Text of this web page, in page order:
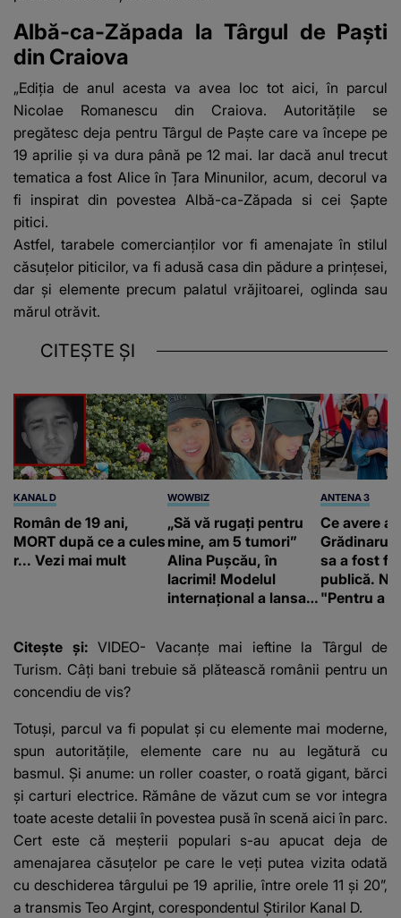
Albă-ca-Zăpada la Târgul de Paști
din Craiova
„Ediția de anul acesta va avea loc tot aici, în parcul
Nicolae Romanescu din Craiova. Autoritățile se
pregătesc deja pentru Târgul de Paște care va începe pe
19 aprilie și va dura până pe 12 mai. Iar dacă anul trecut
tematica a fost Alice în Țara Minunilor, acum, decorul va
fi inspirat din povestea Albă-ca-Zăpada si cei Șapte
pitici.
Astfel, tarabele comercianților vor fi amenajate în stilul
căsuțelor piticilor, va fi adusă casa din pădure a prințesei,
dar și elemente precum palatul vrăjitoarei, oglinda sau
mărul otrăvit.
CITEȘTE ȘI
KANAL D
Român de 19 ani,
MORT după ce a cules
r... Vezi mai mult
WOWBIZ
„Să vă rugați pentru
mine, am 5 tumori”
Alina Pușcău, în
lacrimi! Modelul
internațional a lansat
o boală gravă
ANTENA 3
Ce avere
Grădinaru.
sa a fost
publică.
"Pentru a
Citește și: VIDEO- Vacanțe mai ieftine la Târgul de
Turism. Câți bani trebuie să plătească românii pentru un
concendiu de vis?
Totuși, parcul va fi populat și cu elemente mai moderne,
spun autoritățile, elemente care nu au legătură cu
basmul. Și anume: un roller coaster, o roată gigant, bărci
și carturi electrice. Rămâne de văzut cum se vor integra
toate aceste detalii în povestea pusă în scenă aici în parc.
Cert este că meșterii populari s-au apucat deja de
amenajarea căsuțelor pe care le veți putea vizita odată
cu deschiderea târgului pe 19 aprilie, între orele 11 și 20”,
a transmis Teo Argint, corespondentul Știrilor Kanal D.